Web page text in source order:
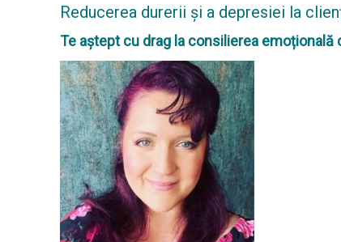
Reducerea durerii și a depresiei la
Te aștept cu drag la consilierea